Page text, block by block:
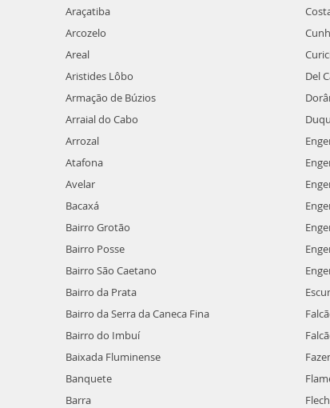
Araçatiba
Arcozelo
Areal
Aristides Lôbo
Armação de Búzios
Arraial do Cabo
Arrozal
Atafona
Avelar
Bacaxá
Bairro Grotão
Bairro Posse
Bairro São Caetano
Bairro da Prata
Bairro da Serra da Caneca Fina
Bairro do Imbuí
Baixada Fluminense
Banquete
Barra
Del